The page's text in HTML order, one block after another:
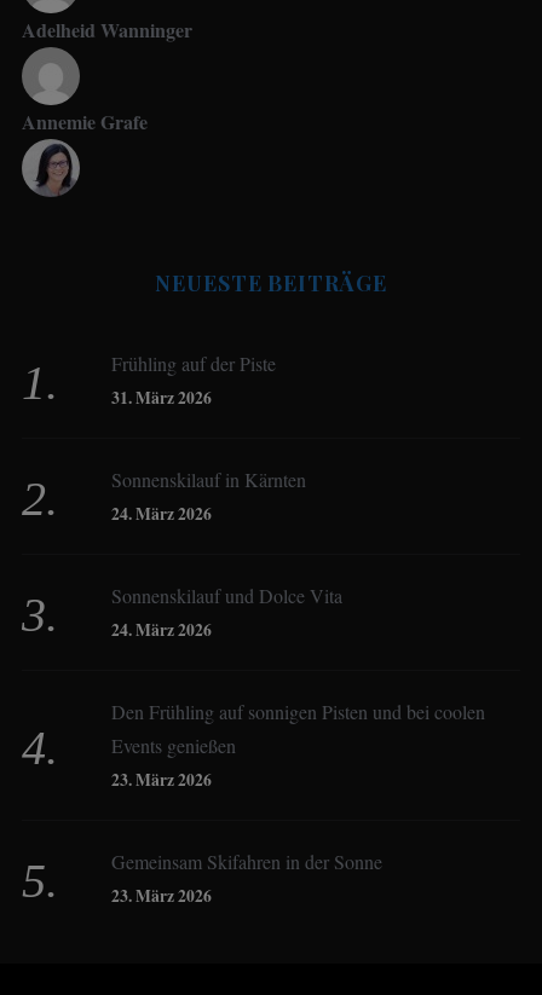
Adelheid Wanninger
Annemie Grafe
Birgit Werner
Christoph Schrahe
Derk Hoberg
Dominique Schroller
NEUESTE BEITRÄGE
Frühling auf der Piste
31. März 2026
Sonnenskilauf in Kärnten
24. März 2026
Sonnenskilauf und Dolce Vita
24. März 2026
Den Frühling auf sonnigen Pisten und bei coolen
Events genießen
23. März 2026
Gemeinsam Skifahren in der Sonne
23. März 2026